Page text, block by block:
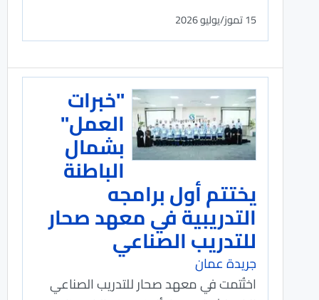
15 تموز/يوليو 2026
"خبرات
العمل"
بشمال
الباطنة
يختتم أول برامجه
التدريبية في معهد صحار
للتدريب الصناعي
جريدة عمان
اختُتمت في معهد صحار للتدريب الصناعي